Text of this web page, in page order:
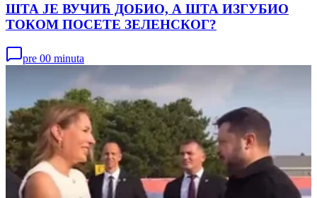
ШТА ЈЕ ВУЧИЋ ДОБИО, А ШТА ИЗГУБИО
ТОКОМ ПОСЕТЕ ЗЕЛЕНСКОГ?
pre 00 minuta